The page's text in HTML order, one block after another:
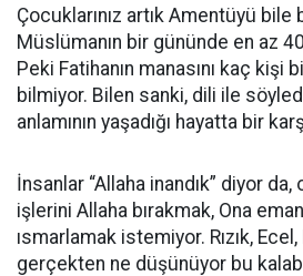
Çocuklarınız artık Amentüyü bile
Müslümanın bir gününde en az
Peki Fatihanın manasını kaç kişi
bilmiyor. Bilen sanki, dili ile
anlamının yaşadığı hayatta bir
İnsanlar “Allaha inandık” diyor
işlerini Allaha bırakmak, Ona
ısmarlamak istemiyor. Rızık,
gerçekten ne düşünüyor bu